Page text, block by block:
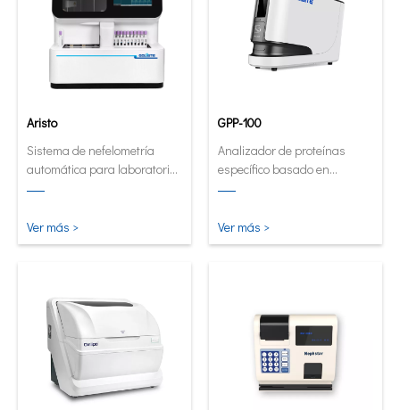
Aristo
Sistema de nefelometría
automática para laboratorios
de alto volumen.
Ver más >
GPP-100
Analizador de proteínas
específico basado en
cartuchos innovadores.
automática y cuantitativa
ahora en su forma más
Ver más >